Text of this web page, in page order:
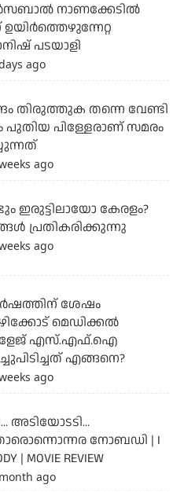
നാണക്കേടിൽ
ഉയിർത്തെഴുന്നേറ്റ
പടയാളി
ago
തിരുത്തുക തന്നെ വേണ്ടി
പുതിയ പിള്ളേരാണ് സമരം
ago
ഇരുട്ടിലായോ കേരളം?
പ്രതികരിക്കുന്നു
ago
ശേഷം
മെഡിക്കൽ
എസ്.എഫ്.ഐ
എങ്ങനെ?
ago
അടിയോടടി...
നോബഡി | I
| MOVIE REVIEW
ago